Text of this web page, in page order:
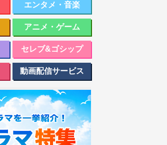
エンタメ・音楽
アニメ・ゲーム
セレブ&ゴシップ
動画配信サービス